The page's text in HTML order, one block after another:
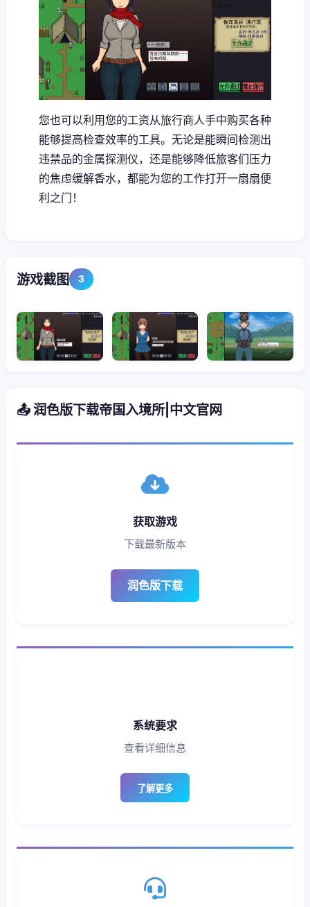
您也可以利用您的工资从旅行商人手中购买各种
能够提高检查效率的工具。无论是能瞬间检测出
违禁品的金属探测仪，还是能够降低旅客们压力
的焦虑缓解香水，都能为您的工作打开一扇扇便
利之门！
游戏截图 3
📤 润色版下载帝国入境所|中文官网
获取游戏
下载最新版本
润色版下载
系统要求
查看详细信息
了解更多